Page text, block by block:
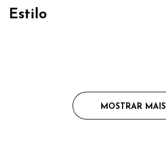
Estilo
MOSTRAR MAIS